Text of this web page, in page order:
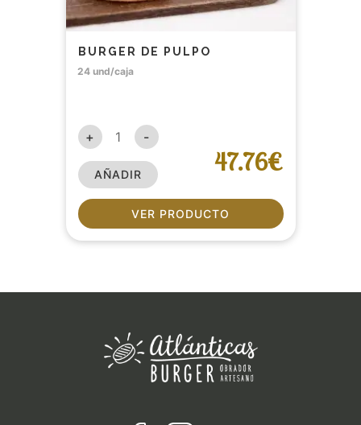
BURGER DE PULPO
24 und/caja
+ -
AÑADIR 47.76€
VER PRODUCTO